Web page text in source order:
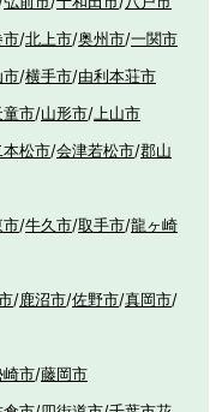
市/北上市/奥州市/一関市
市/横手市/由利本荘市
童市/山形市/上山市
本松市/会津若松市/郡山
市/牛久市/取手市/龍ヶ崎
/鹿沼市/佐野市/真岡市/
崎市/藤岡市